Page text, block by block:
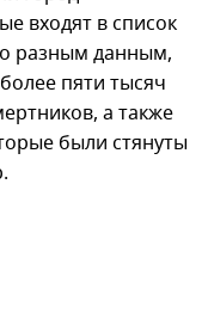
входят в список
разным данным,
пяти тысяч
а также
были стянуты